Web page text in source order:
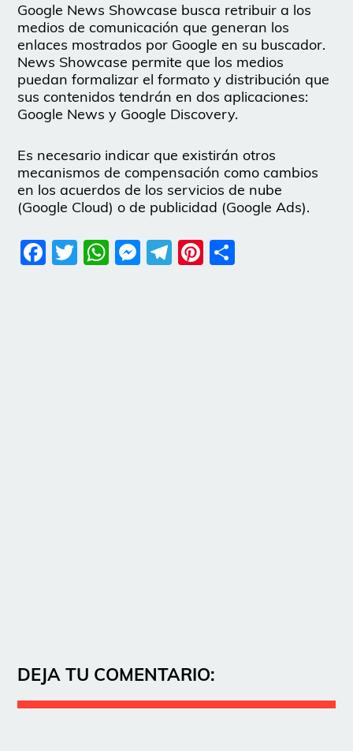
Google News Showcase busca retribuir a los
medios de comunicación que generan los
enlaces mostrados por Google en su buscador.
News Showcase permite que los medios
puedan formalizar el formato y distribución que
sus contenidos tendrán en dos aplicaciones:
Google News y Google Discovery.
Es necesario indicar que existirán otros
mecanismos de compensación como cambios
en los acuerdos de los servicios de nube
(Google Cloud) o de publicidad (Google Ads).
Facebook
Twitter
WhatsApp
Messenger
Telegram
Pinterest
DEJA TU COMENTARIO: